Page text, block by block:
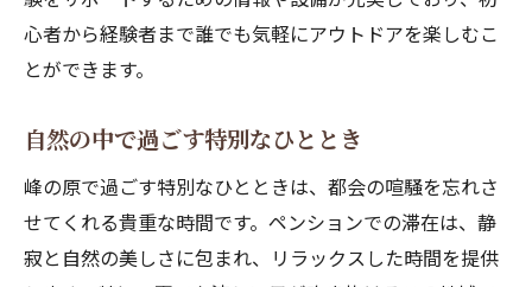
アウトドアサウナと自然が融合する峰の原ペン
ションの魅力
サウナと自然がもたらす癒しの時間
ペンションが提供する特別な融合体験
峰の原で感じる自然とサウナの力
アウトドアサウナがもたらす新しい発見
心者から経験者まで誰でも気軽にアウトドアを楽しむこ
とができます。
自然の中で過ごす特別なひととき
峰の原で過ごす特別なひとときは、都会の喧騒を忘れさ
せてくれる貴重な時間です。ペンションでの滞在は、静
寂と自然の美しさに包まれ、リラックスした時間を提供